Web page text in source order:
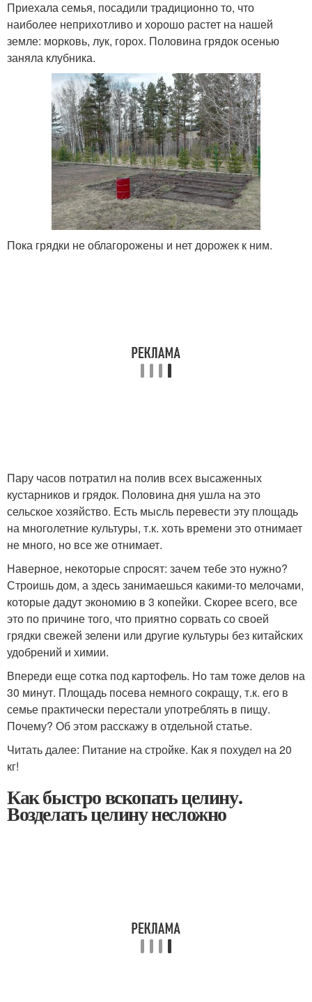
Приехала семья, посадили традиционно то, что
наиболее неприхотливо и хорошо растет на нашей
земле: морковь, лук, горох. Половина грядок осенью
заняла клубника.
Пока грядки не облагорожены и нет дорожек к ним.
Пару часов потратил на полив всех высаженных
кустарников и грядок. Половина дня ушла на это
сельское хозяйство. Есть мысль перевести эту площадь
на многолетние культуры, т.к. хоть времени это отнимает
не много, но все же отнимает.
Наверное, некоторые спросят: зачем тебе это нужно?
Строишь дом, а здесь занимаешься какими-то мелочами,
которые дадут экономию в 3 копейки. Скорее всего, все
это по причине того, что приятно сорвать со своей
грядки свежей зелени или другие культуры без китайских
удобрений и химии.
Впереди еще сотка под картофель. Но там тоже делов на
30 минут. Площадь посева немного сокращу, т.к. его в
семье практически перестали употреблять в пищу.
Почему? Об этом расскажу в отдельной статье.
Читать далее: Питание на стройке. Как я похудел на 20
кг!
Как быстро вскопать целину.
Возделать целину несложно